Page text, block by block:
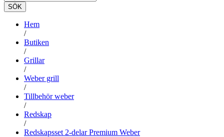
SÖK
Hem
/
Butiken
/
Grillar
/
Weber grill
/
Tillbehör weber
/
Redskap
/
Redskapsset 2-delar Premium Weber